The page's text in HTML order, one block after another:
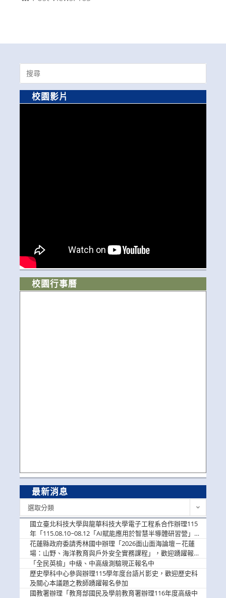
Search
for:
校園影片
校園行事曆
最新消息
選取分類
國立臺北科技大學與龍華科技大學電子工程系合作辦理115
年「115.08.10~08.12「AI賦能應用於智慧半導體研習營」，
歡迎學生踴躍報名參加
花蓮縣政府委請秀林國中辦理「2026面山面海論壇－花蓮
場：山野、海洋教育與戶外安全實務課程」，歡迎踴躍報名
參加
「全民英檢」中級、中高級測驗現正報名中
歷史學科中心參與辦理115學年度台語片影史，歡迎歷史科
及關心本議題之教師踴躍報名參加
國教署辦理「教育部國民及學前教育署辦理116年度高級中